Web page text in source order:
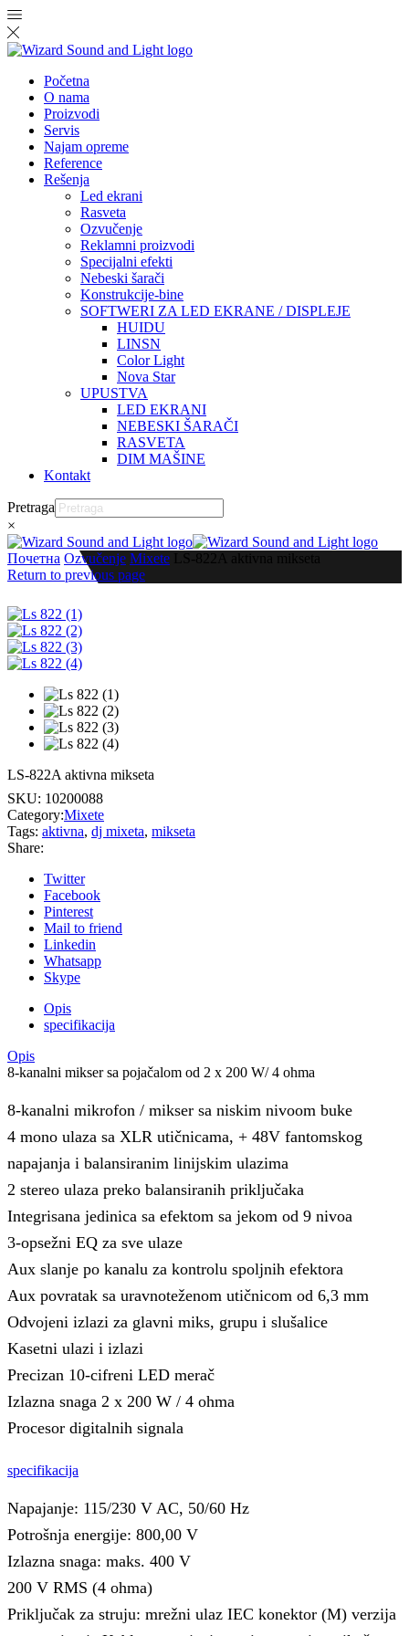
Početna
O nama
Proizvodi
Servis
Najam opreme
Reference
Rešenja
Led ekrani
Rasveta
Ozvučenje
Reklamni proizvodi
Specijalni efekti
Nebeski šarači
Konstrukcije-bine
SOFTWERI ZA LED EKRANE / DISPLEJE
HUIDU
LINSN
Color Light
Nova Star
UPUSTVA
LED EKRANI
NEBESKI ŠARAČI
RASVETA
DIM MAŠINE
Kontakt
Pretraga
×
Почетна Ozvučenje Mixete LS-822A aktivna mikseta
Return to previous page
LS-822A aktivna mikseta
SKU: 10200088
Category:Mixete
Tags: aktivna, dj mixeta, mikseta
Share:
Twitter
Facebook
Pinterest
Mail to friend
Linkedin
Whatsapp
Skype
Opis
specifikacija
Opis
8-kanalni mikser sa pojačalom od 2 x 200 W/ 4 ohma
8-kanalni mikrofon / mikser sa niskim nivoom buke
4 mono ulaza sa XLR utičnicama, + 48V ​​fantomskog
napajanja i balansiranim linijskim ulazima
2 stereo ulaza preko balansiranih priključaka
Integrisana jedinica sa efektom sa jekom od 9 nivoa
3-opsežni EQ za sve ulaze
Aux slanje po kanalu za kontrolu spoljnih efektora
Aux povratak sa uravnoteženom utičnicom od 6,3 mm
Odvojeni izlazi za glavni miks, grupu i slušalice
Kasetni ulazi i izlazi
Precizan 10-cifreni LED merač
Izlazna snaga 2 x 200 W / 4 ohma
Procesor digitalnih signala
specifikacija
Napajanje: 115/230 V AC, 50/60 Hz
Potrošnja energije: 800,00 V
Izlazna snaga: maks. 400 V
200 V RMS (4 ohma)
Priključak za struju: mrežni ulaz IEC konektor (M) verzija